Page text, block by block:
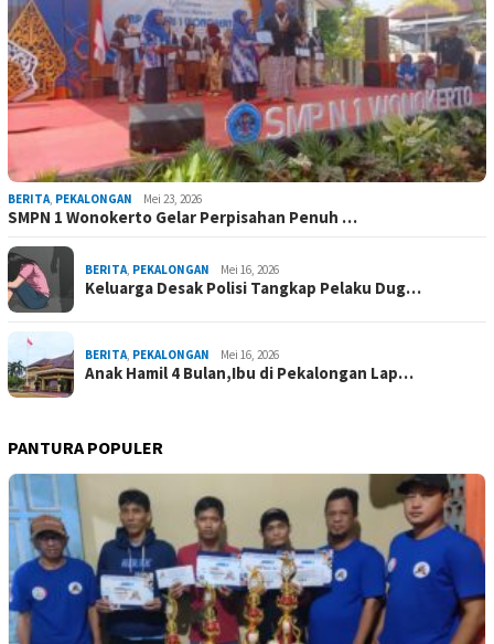
BERITA, PEKALONGAN Mei 23, 2026
SMPN 1 Wonokerto Gelar Perpisahan Penuh …
BERITA, PEKALONGAN Mei 16, 2026
Keluarga Desak Polisi Tangkap Pelaku Dug…
BERITA, PEKALONGAN Mei 16, 2026
Anak Hamil 4 Bulan,Ibu di Pekalongan Lap…
PANTURA POPULER